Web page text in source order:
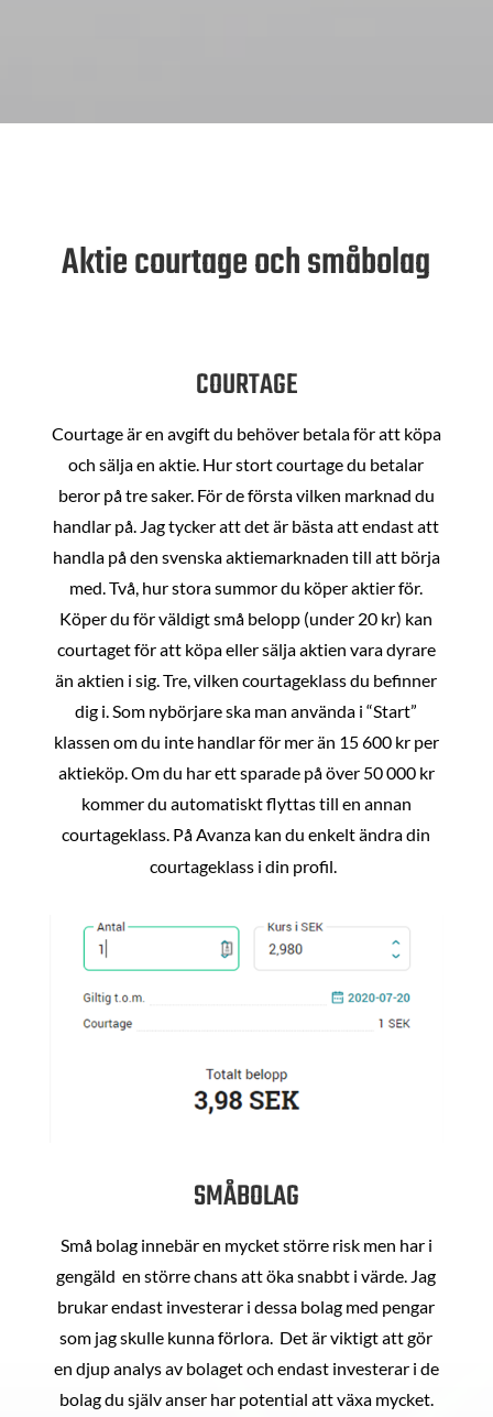
Aktie courtage och småbolag
COURTAGE
Courtage är en avgift du behöver betala för att köpa
och sälja en aktie. Hur stort courtage du betalar
beror på tre saker. För de första vilken marknad du
handlar på. Jag tycker att det är bästa att endast att
handla på den svenska aktiemarknaden till att börja
med. Två, hur stora summor du köper aktier för.
Köper du för väldigt små belopp (under 20 kr) kan
courtaget för att köpa eller sälja aktien vara dyrare
än aktien i sig. Tre, vilken courtageklass du befinner
dig i. Som nybörjare ska man använda i “Start”
klassen om du inte handlar för mer än 15 600 kr per
aktieköp. Om du har ett sparade på över 50 000 kr
kommer du automatiskt flyttas till en annan
courtageklass. På Avanza kan du enkelt ändra din
courtageklass i din profil.
SMÅBOLAG
Små bolag innebär en mycket större risk men har i
gengäld en större chans att öka snabbt i värde. Jag
brukar endast investerar i dessa bolag med pengar
som jag skulle kunna förlora. Det är viktigt att gör
en djup analys av bolaget och endast investerar i de
bolag du själv anser har potential att växa mycket.